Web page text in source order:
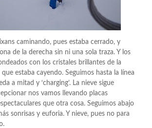
caminando, pues estaba cerrado, y
de la derecha sin ni una sola traza. Y los
con los cristales brillantes de la
estaba cayendo. Seguimos hasta la línea
a mitad y ‘charging’. La nieve sigue
nos vamos llevando placas
que otra cosa. Seguimos abajo
sonrisas y euforia. Y nieve, pues no para